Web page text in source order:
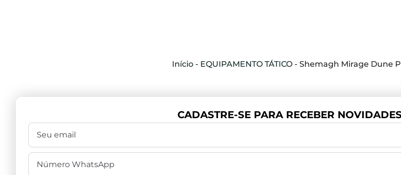
Início- EQUIPAMENTO TÁTICO- Shemagh Mirage Dune
CADASTRE-SE PARA RECEBER